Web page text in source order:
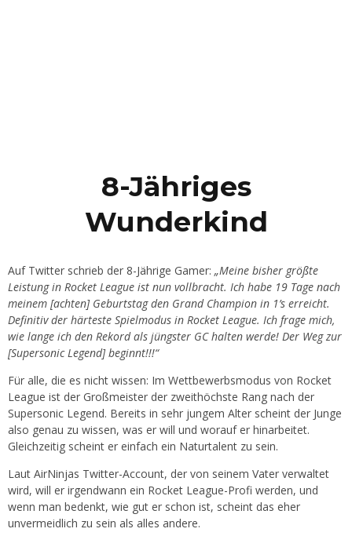
8-Jähriges
Wunderkind
Auf Twitter schrieb der 8-Jährige Gamer: „Meine bisher größte
Leistung in Rocket League ist nun vollbracht. Ich habe 19 Tage nach
meinem [achten] Geburtstag den Grand Champion in 1’s erreicht.
Definitiv der härteste Spielmodus in Rocket League. Ich frage mich,
wie lange ich den Rekord als jüngster GC halten werde! Der Weg zur
[Supersonic Legend] beginnt!!!“
Für alle, die es nicht wissen: Im Wettbewerbsmodus von Rocket
League ist der Großmeister der zweithöchste Rang nach der
Supersonic Legend. Bereits in sehr jungem Alter scheint der Junge
also genau zu wissen, was er will und worauf er hinarbeitet.
Gleichzeitig scheint er einfach ein Naturtalent zu sein.
Laut AirNinjas Twitter-Account, der von seinem Vater verwaltet
wird, will er irgendwann ein Rocket League-Profi werden, und
wenn man bedenkt, wie gut er schon ist, scheint das eher
unvermeidlich zu sein als alles andere.